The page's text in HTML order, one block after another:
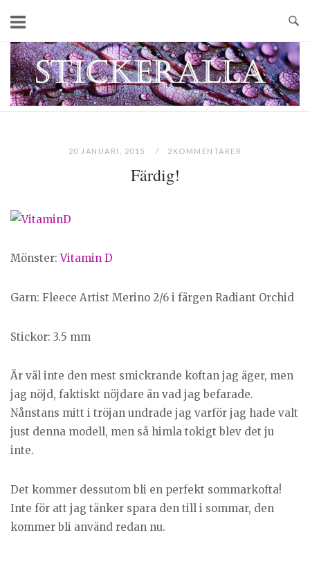
content
Home
20 JANUARI, 2015 2KOMMENTARER
Färdig!
Mönster:Vitamin D
Garn: Fleece Artist Merino 2/6 i färgen Radiant Orchid
Stickor: 3.5 mm
Är väl inte den mest smickrande koftan jag äger, men
jag nöjd, faktiskt nöjdare än vad jag befarade.
Nånstans mitt i tröjan undrade jag varför jag hade valt
just denna modell, men så himla tokigt blev det ju
inte.
Det kommer dessutom bli en perfekt sommarkofta!
Inte för att jag tänker spara den till i sommar, den
kommer bli använd redan nu.